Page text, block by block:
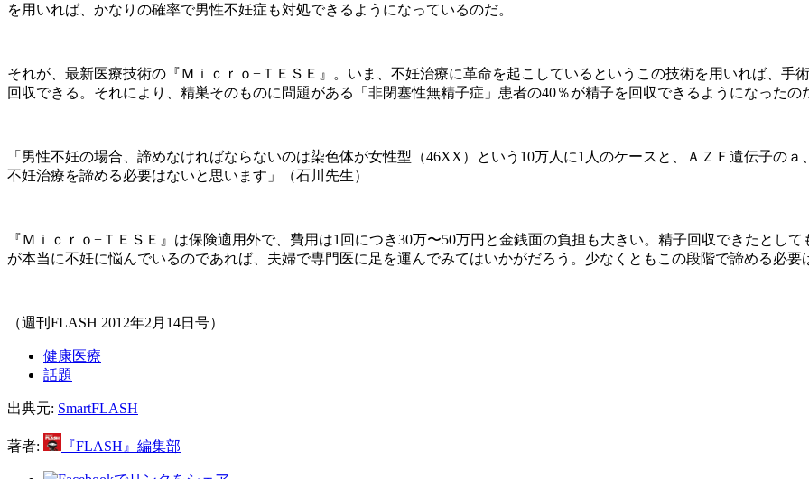
を用いれば、かなりの確率で男性不妊症も対処できるようになっているのだ。
それが、最新医療技術の『Ｍｉｃｒｏ−ＴＥＳＥ』。いま、不妊治療に革命を起こしているというこの技術を用いれば、手
回収できる。それにより、精巣そのものに問題がある「非閉塞性無精子症」患者の40％が精子を回収できるようになったの
「男性不妊の場合、諦めなければならないのは染色体が女性型（46XX）という10万人に1人のケースと、ＡＺＦ遺伝子の
不妊治療を諦める必要はないと思います」（石川先生）
『Ｍｉｃｒｏ−ＴＥＳＥ』は保険適用外で、費用は1回につき30万〜50万円と金銭面の負担も大きい。精子回収できたとし
が本当に不妊に悩んでいるのであれば、夫婦で専門医に足を運んでみてはいかがだろう。少なくともこの段階で諦める必要
（週刊FLASH 2012年2月14日号）
健康医療
話題
出典元: SmartFLASH
著者: 『FLASH』編集部